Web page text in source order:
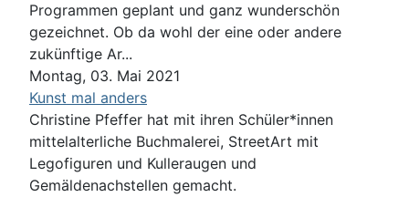
Programmen geplant und ganz wunderschön
gezeichnet. Ob da wohl der eine oder andere
zukünftige Ar...
Montag, 03. Mai 2021
Kunst mal anders
Christine Pfeffer hat mit ihren Schüler*innen
mittelalterliche Buchmalerei, StreetArt mit
Legofiguren und Kulleraugen und
Gemäldenachstellen gemacht.